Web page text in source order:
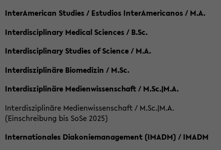
InterAmerican Studies / Estudios InterAmericanos / M.A.
Interdisciplinary Medical Sciences / B.Sc.
Interdisciplinary Studies of Science / M.A.
Interdisziplinäre Biomedizin / M.Sc.
Interdisziplinäre Medienwissenschaft / M.Sc.|M.A.
Interdisziplinäre Medienwissenschaft / M.Sc.|M.A.
(Einschreibung bis SoSe 2025)
Internationales Diakoniemanagement (IMADM) / IMADM